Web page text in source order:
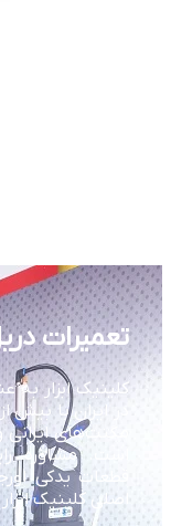
تعمیرات
کلینیک ابزار به
مگنت‌های
است. مشاوره
قطعات یدکی
اصلی کلینیک